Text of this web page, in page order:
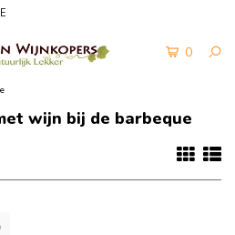
0
wijn bij de barbeque